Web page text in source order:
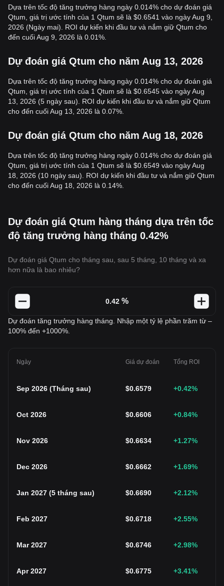
Dựa trên tốc độ tăng trưởng hàng ngày 0.014% cho dự đoán giá
Qtum, giá trị ước tính của 1 Qtum sẽ là $0.6541 vào ngày Aug 9,
2026 (Ngày mai). ROI dự kiến khi đầu tư và nắm giữ Qtum cho
đến cuối Aug 9, 2026 là 0.01%.
Dự đoán giá Qtum cho năm Aug 13, 2026
Dựa trên tốc độ tăng trưởng hàng ngày 0.014% cho dự đoán giá
Qtum, giá trị ước tính của 1 Qtum sẽ là $0.6545 vào ngày Aug
13, 2026 (5 ngày sau). ROI dự kiến khi đầu tư và nắm giữ Qtum
cho đến cuối Aug 13, 2026 là 0.07%.
Dự đoán giá Qtum cho năm Aug 18, 2026
Dựa trên tốc độ tăng trưởng hàng ngày 0.014% cho dự đoán giá
Qtum, giá trị ước tính của 1 Qtum sẽ là $0.6549 vào ngày Aug
18, 2026 (10 ngày sau). ROI dự kiến khi đầu tư và nắm giữ Qtum
cho đến cuối Aug 18, 2026 là 0.14%.
Dự đoán giá Qtum hàng tháng dựa trên tốc
độ tăng trưởng hàng tháng 0.42%
Dự đoán giá Qtum cho tháng sau, sau 5 tháng, 10 tháng và xa
hơn nữa là bao nhiêu?
%
Dự đoán tăng trưởng hàng tháng. Nhập một tỷ lệ phần trăm từ –
100% đến +1000%.
Ngày Giá dự đoán Tổng ROI
Sep 2026 (Tháng sau) $0.6579 +0.42%
Oct 2026 $0.6606 +0.84%
Nov 2026 $0.6634 +1.27%
Dec 2026 $0.6662 +1.69%
Jan 2027 (5 tháng sau) $0.6690 +2.12%
Feb 2027 $0.6718 +2.55%
Mar 2027 $0.6746 +2.98%
Apr 2027 $0.6775 +3.41%